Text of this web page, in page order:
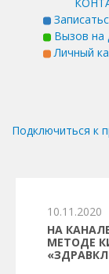
Вызов на
Личный
Подключиться к
10.11.2020
НА
МЕТОДЕ